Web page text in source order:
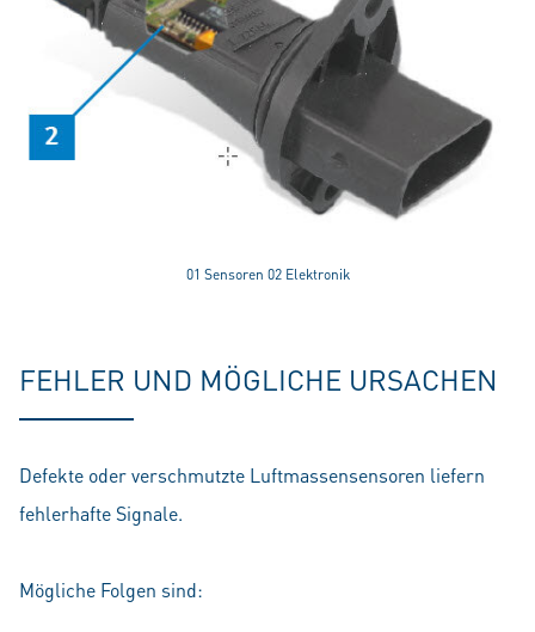
01 Sensoren 02 Elektronik
FEHLER UND MÖGLICHE URSACHEN
Defekte oder verschmutzte Luftmassensensoren liefern
fehlerhafte Signale.
Mögliche Folgen sind: